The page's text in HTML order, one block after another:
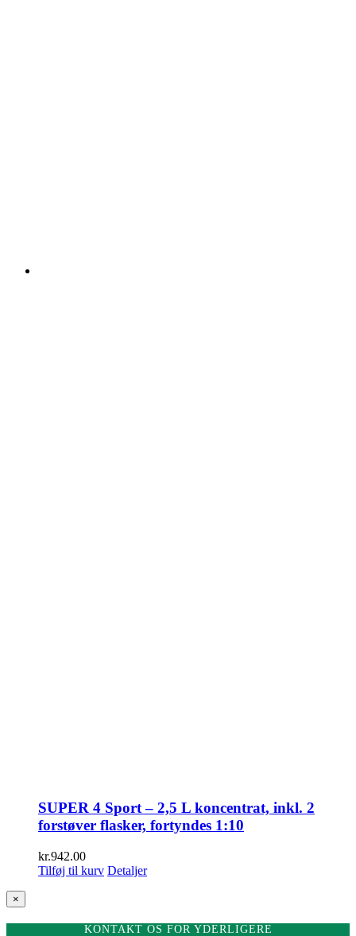
SUPER 4 Sport – 2,5 L koncentrat, inkl. 2
forstøver flasker, fortyndes 1:10
kr.942.00
Tilføj til kurv Detaljer
Close
product
quick
×
KONTAKT OS FOR YDERLIGERE